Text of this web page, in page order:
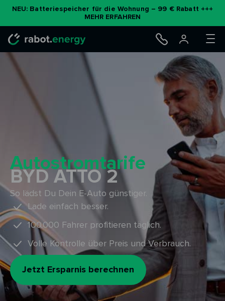
NEU: Batteriespeicher für die Wohnung – 99 € Rabatt +++
MEHR ERFAHREN
Autostromtarife
BYD ATTO 2
So lädst Du Dein E-Auto günstiger.
Lade einfach besser.
100.000 Fahrer profitieren täglich.
Volle Kontrolle über Preis und Verbrauch.
Jetzt Ersparnis berechnen
Zum
Inhalt
springen